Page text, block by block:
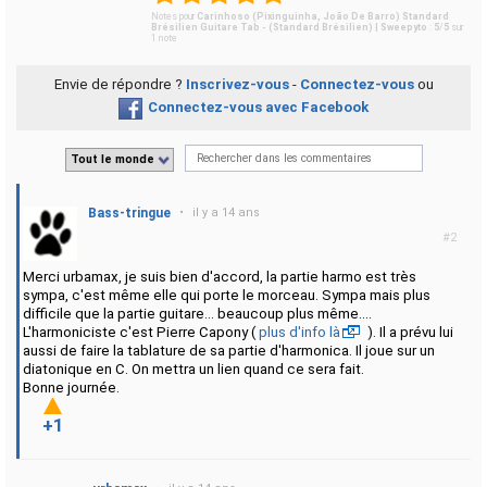
Notes pour Carinhoso (Pixinguinha, João De Barro) Standard
Brésilien Guitare Tab - (Standard Brésilien) | Sweepyto
5/ 5 sur
note
Envie de répondre ? Inscrivez-vous- Connectez-vousou
Connectez-vous avec Facebook
Tout le monde
#2
Bass-tringue • il y a 14 ans
Merci urbamax, je suis bien d'accord, la partie harmo est très
sympa, c'est même elle qui porte le morceau. Sympa mais plus
difficile que la partie guitare... beaucoup plus même....
L'harmoniciste c'est Pierre Capony ( plus d'info là
). Il a prévu lui
aussi de faire la tablature de sa partie d'harmonica. Il joue sur un
diatonique en C. On mettra un lien quand ce sera fait.
Bonne journée.
+1